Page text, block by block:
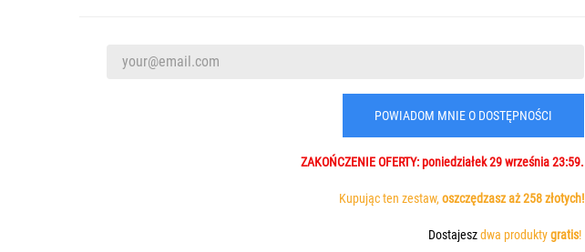
POWIADOM MNIE O DOSTĘPNOŚCI
ZAKOŃCZENIEOFERTY: poniedziałek 29 września 23:59.
Kupując ten zestaw, oszczędzasz aż 258 złotych!
Dostajeszdwa produktygratis!